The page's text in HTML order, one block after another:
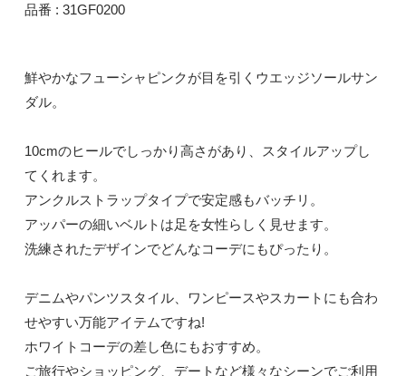
品番 : 31GF0200
鮮やかなフューシャピンクが目を引くウエッジソールサン
ダル。
10cmのヒールでしっかり高さがあり、スタイルアップし
てくれます。
アンクルストラップタイプで安定感もバッチリ。
アッパーの細いベルトは足を女性らしく見せます。
洗練されたデザインでどんなコーデにもぴったり。
デニムやパンツスタイル、ワンピースやスカートにも合わ
せやすい万能アイテムですね!
ホワイトコーデの差し色にもおすすめ。
ご旅行やショッピング、デートなど様々なシーンでご利用